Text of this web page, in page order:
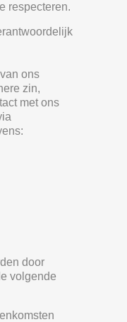
respecteren.
ons
zin,
met ons
door
volgende